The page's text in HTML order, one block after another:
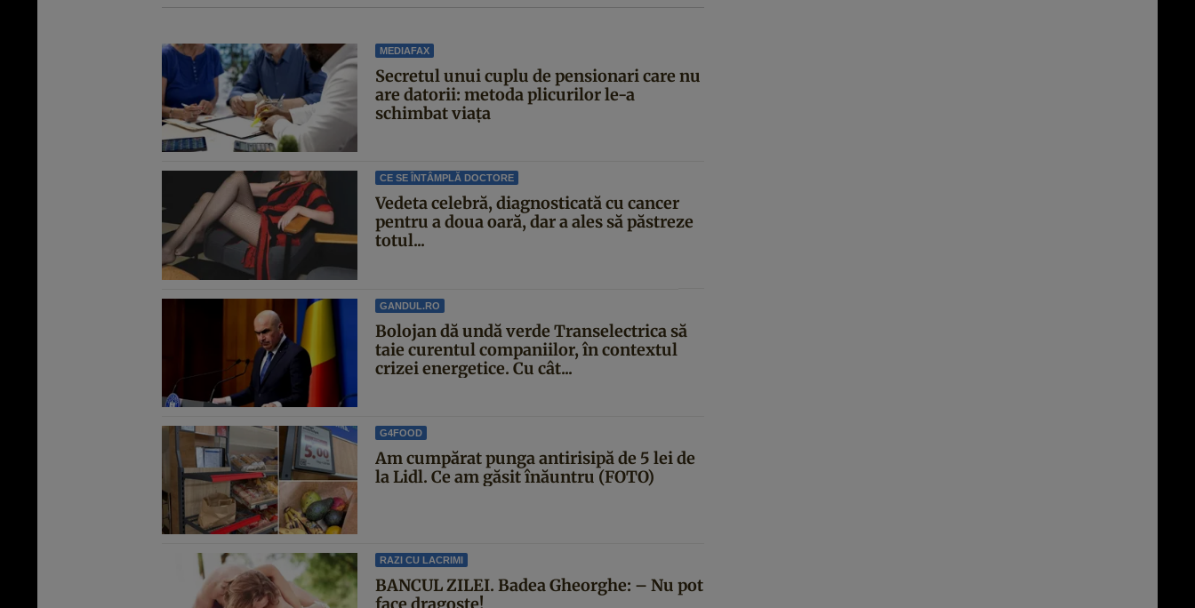
MEDIAFAX
Secretul unui cuplu de pensionari care nu
are datorii: metoda plicurilor le-a
schimbat viața
CE SE ÎNTÂMPLĂ DOCTORE
Vedeta celebră, diagnosticată cu cancer
pentru a doua oară, dar a ales să păstreze
totul...
GANDUL.RO
Bolojan dă undă verde Transelectrica să
taie curentul companiilor, în contextul
crizei energetice. Cu cât...
G4FOOD
Am cumpărat punga antirisipă de 5 lei de
la Lidl. Ce am găsit înăuntru (FOTO)
RAZI CU LACRIMI
BANCUL ZILEI. Badea Gheorghe: – Nu pot